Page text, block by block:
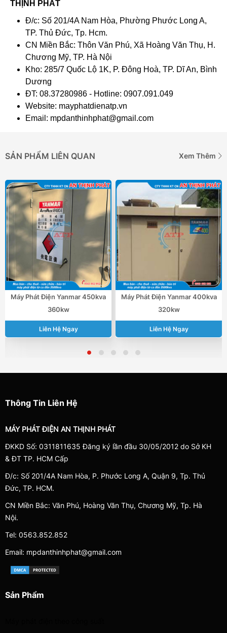
THỊNH PHÁT
Đ/c: Số 201/4A Nam Hòa, Phường Phước Long A,
TP. Thủ Đức, Tp. Hcm.
CN Miền Bắc: Thôn Văn Phú, Xã Hoàng Văn Thụ, H.
Chương Mỹ, TP. Hà Nội
Kho: 285/7 Quốc Lộ 1K, P. Đông Hoà, TP. Dĩ An, Bình
Dương
ĐT: 08.37280986 - Hotline: 0907.091.049
Website: mayphatdienatp.vn
Email: mpdanthinhphat@gmail.com
SẢN PHẨM LIÊN QUAN Xem Thêm
Máy Phát Điện Yanmar 450kva
360kw
Liên Hệ Ngay
Máy Phát Điện Yanmar 400kva
320kw
Liên Hệ Ngay
Thông Tin Liên Hệ
MÁY PHÁT ĐIỆN AN THỊNH PHÁT
ĐKKD Số: 0311811635 Đăng ký lần đầu 30/05/2012 do Sở KH
& ĐT TP. HCM Cấp
Đ/c: Số 201/4A Nam Hòa, P. Phước Long A, Quận 9, Tp. Thủ
Đức, TP. HCM.
CN Miền Bắc: Văn Phú, Hoàng Văn Thụ, Chương Mỹ, Tp. Hà
Nội.
Tel: 0563.852.852
Email: mpdanthinhphat@gmail.com
Sản Phẩm